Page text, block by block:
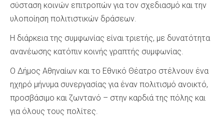
σύσταση κοινών επιτροπών για τον σχεδιασμό και την
υλοποίηση πολιτιστικών δράσεων.
Η διάρκεια της συμφωνίας είναι τριετής, με δυνατότητα
ανανέωσης κατόπιν κοινής γραπτής συμφωνίας.
Ο Δήμος Αθηναίων και το Εθνικό Θέατρο στέλνουν ένα
ηχηρό μήνυμα συνεργασίας για έναν πολιτισμό ανοικτό,
προσβάσιμο και ζωντανό – στην καρδιά της πόλης και
για όλους τους πολίτες.